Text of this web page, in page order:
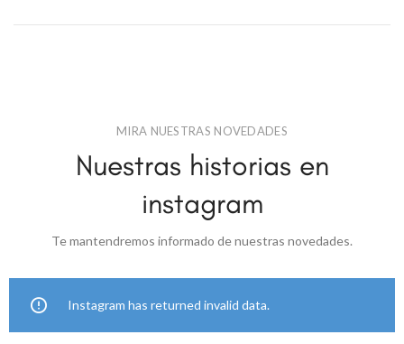
MIRA NUESTRAS NOVEDADES
Nuestras historias en
instagram
Te mantendremos informado de nuestras novedades.
Instagram has returned invalid data.